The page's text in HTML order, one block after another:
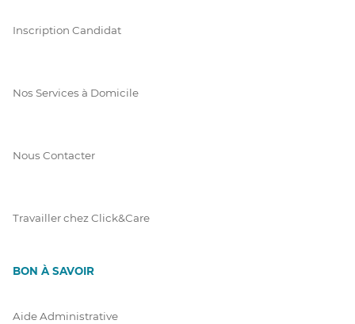
Inscription Candidat
Nos Services à Domicile
Nous Contacter
Travailler chez Click&Care
BON À SAVOIR
Aide Administrative